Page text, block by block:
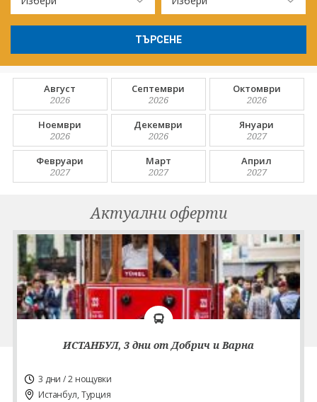
ТЪРСЕНЕ
Август
2026
Септември
2026
Октомври
2026
Ноември
2026
Декември
2026
Януари
2027
Февруари
2027
Март
2027
Април
2027
Актуални оферти
ИСТАНБУЛ, 3 дни от Добрич и Варна
3 дни / 2 нощувки
Истанбул, Турция